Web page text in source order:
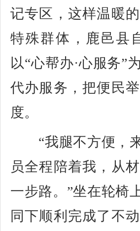
记专区，这样温暖
特殊群体，鹿邑县
以“心帮办·心服务”
代办服务，把便民
度。
“我腿不方便，来
员全程陪着我，从
一步路。”坐在轮椅
同下顺利完成了不